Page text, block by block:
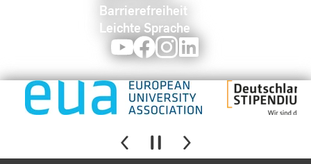
Barrierefreiheit
Leichte Sprache
YoutubeFacebookInstagram